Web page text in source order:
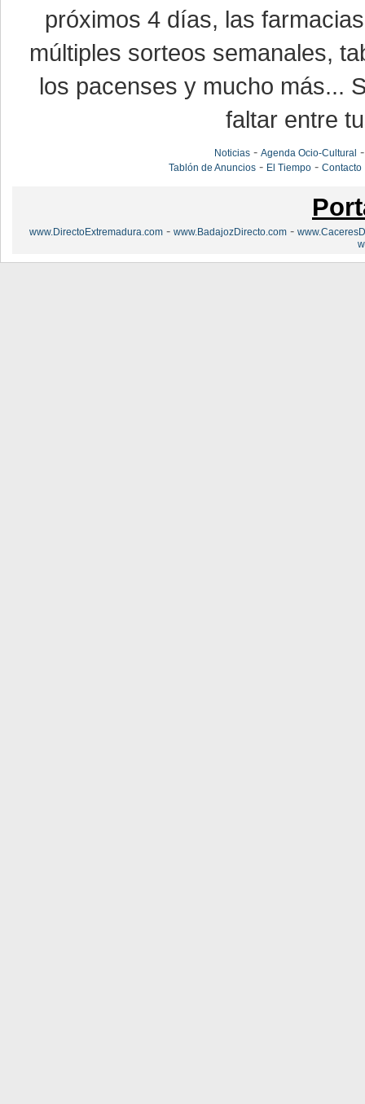
próximos 4 días, las
múltiples sorteos semanales,
los pacenses y mucho más...
faltar entre
Noticias -Agenda Ocio-Cultural
Tablón de Anuncios - El Tiempo -Contacto
www.DirectoExtremadura.com - www.BadajozDirecto.com -